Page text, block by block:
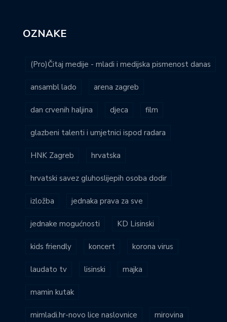
OZNAKE
(Pro)Čitaj medije - mladi i medijska pismenost danas
ansambl lado arena zagreb
dan crvenih haljina djeca film
glazbeni talenti i umjetnici ispod radara
HNK Zagreb hrvatska
hrvatski savez gluhoslijepih osoba dodir
izložba jednaka prava za sve
jednake mogućnosti KD Lisinski
kids friendly koncert korona virus
laudato tv lisinski majka
mamin kutak
mimladi.hr-novo lice naslovnice mirovina